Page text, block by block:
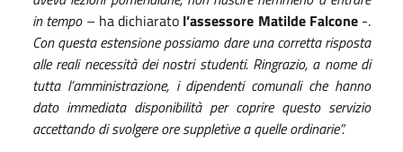
in tempo – ha dichiarato l’assessore Matilde Falcone-.
Con questa estensione possiamo dare una corretta risposta
alle reali necessità dei nostri studenti. Ringrazio, a nome di
tutta l’amministrazione, i dipendenti comunali che hanno
dato immediata disponibilità per coprire questo servizio
accettando di svolgere ore suppletive a quelle ordinarie”.